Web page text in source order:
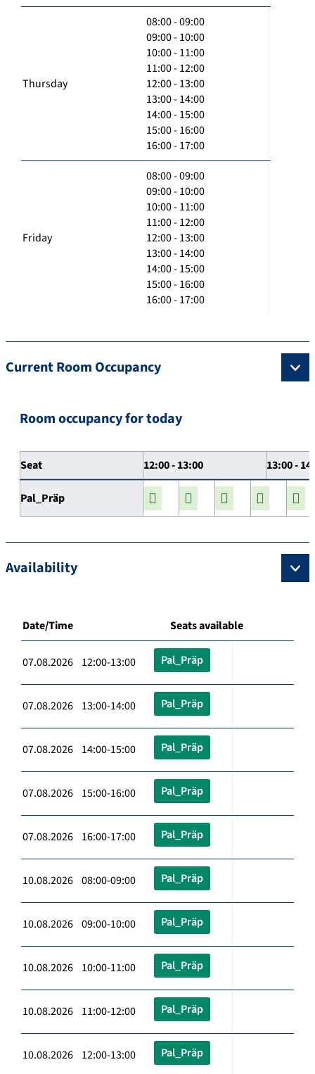
Thursday
08:00 - 09:00
09:00 - 10:00
10:00 - 11:00
11:00 - 12:00
12:00 - 13:00
13:00 - 14:00
14:00 - 15:00
15:00 - 16:00
16:00 - 17:00
Friday
08:00 - 09:00
09:00 - 10:00
10:00 - 11:00
11:00 - 12:00
12:00 - 13:00
13:00 - 14:00
14:00 - 15:00
15:00 - 16:00
16:00 - 17:00
Current Room Occupancy
Room occupancy for today
Seat 12:00 - 13:00 13:00 -
Pal_Präp
Availability
Date/Time Seats available
07.08.2026 12:00-13:00 Pal_Präp
07.08.2026 13:00-14:00 Pal_Präp
07.08.2026 14:00-15:00 Pal_Präp
07.08.2026 15:00-16:00 Pal_Präp
07.08.2026 16:00-17:00 Pal_Präp
10.08.2026 08:00-09:00 Pal_Präp
10.08.2026 09:00-10:00 Pal_Präp
10.08.2026 10:00-11:00 Pal_Präp
10.08.2026 11:00-12:00 Pal_Präp
10.08.2026 12:00-13:00 Pal_Präp